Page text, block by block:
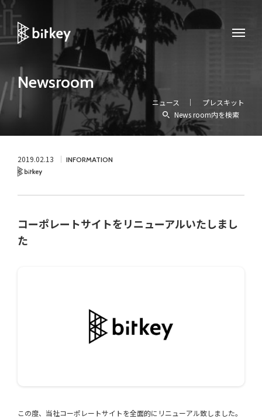
Newsroom
ニュース
プレスキット
News room内を検索
2019.02.13 INFORMATION
コーポレートサイトをリニューアルいたしまし
た
この度、当社コーポレートサイトを全面的にリニューアル致しました。